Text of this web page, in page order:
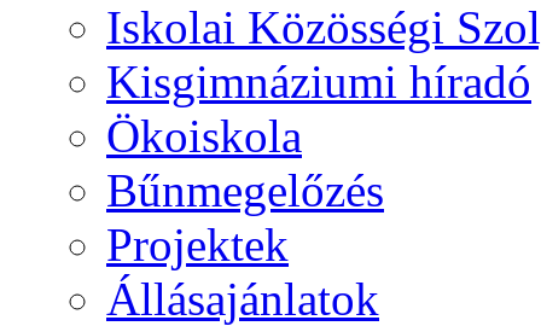
Iskolai Közösségi
Kisgimnáziumi híradó
Ökoiskola
Bűnmegelőzés
Projektek
Állásajánlatok